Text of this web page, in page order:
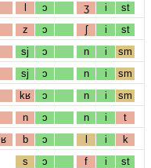
l ɔ ʒ i st
z ɔ ʃ i st
sj ɔ n i sm
sj ɔ n i sm
kʁ ɔ n i sm
n ɔ n i t
ʁ b ɔ l i k
s ɔ f i st